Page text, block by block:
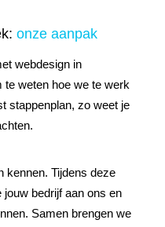
onze aanpak
webdesign in
te weten hoe we te werk
stappenplan, zo weet je
kennen. Tijdens deze
bedrijf aan ons en
Samen brengen we